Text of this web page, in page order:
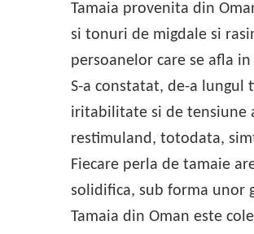
Tamaia provenita din
si tonuri de migdale si
persoanelor care se afla
S-a constatat, de-a lungul
iritabilitate si de tensiune
restimuland, totodata,
Fiecare perla de tamaie
solidifica, sub forma unor
Tamaia din Oman este